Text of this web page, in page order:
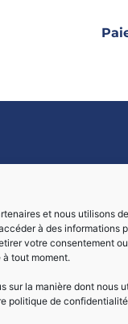
et nous utilisons
à des informations
votre consentement
tout moment.
sur la manière dont nous
politique de
sécurisé